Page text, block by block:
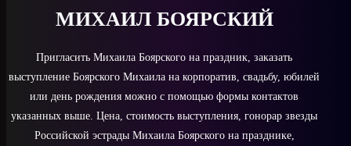
МИХАИЛ БОЯРСКИЙ
Пригласить Михаила Боярского на праздник, заказать
выступление Боярского Михаила на корпоратив, свадьбу, юбилей
или день рождения можно с помощью формы контактов
указанных выше. Цена, стоимость выступления, гонорар звезды
Российской эстрады Михаила Боярского на празднике,